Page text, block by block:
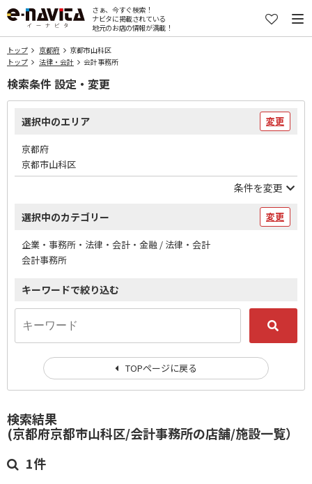
さぁ、今すぐ検索！
ナビタに掲載されている
地元のお店の情報が満載！
トップ 京都府
京都市山科区
トップ
法律・会計 会計事務所
検索結果
(京都府京都市山科区/会計事務所の店舗/施設一覧）
1件
検索条件 設定・変更
選択中のエリア 変更
京都府
京都市山科区
条件を変更
選択中のカテゴリー 変更
企業・事務所・法律・会計・金融 / 法律・会計
会計事務所
キーワードで絞り込む
TOPページに戻る